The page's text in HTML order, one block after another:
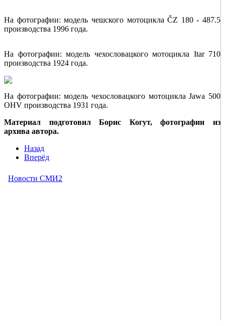
На фотографии: модель чешского мотоцикла ČZ 180 - 487.5
производства 1996 года.
На фотографии: модель чехословацкого мотоцикла Itar 710
производства 1924 года.
На фотографии: модель чехословацкого мотоцикла Jawa 500
OHV производства 1931 года.
Материал подготовил Борис Когут,фотографии из
архива автора.
Назад
Вперёд